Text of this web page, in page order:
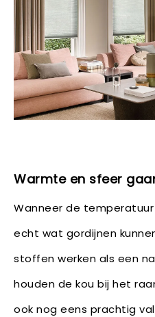
Warmte en sfeer
Wanneer de
echt wat gordijnen
stoffen werken als een
houden de kou bij het
ook nog eens prachtig